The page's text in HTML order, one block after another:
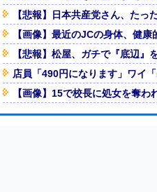
された人間って割とガチめに差
RSS
）」
国立での開幕戦制す！後半ATに
ノートで論破される
ｗｗｗｗｗ
【悲報】日本共産党さん、たっ
【画像】最近のJCの身体、健康
【悲報】松屋、ガチで『底辺』
店員「490円になります」ワイ
【画像】15で校長に処女を奪わ